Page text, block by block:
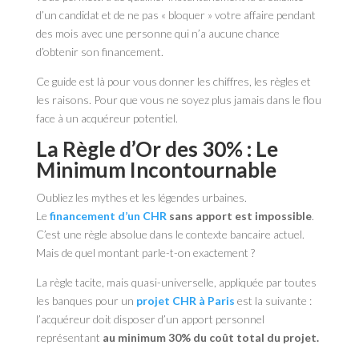
d’un candidat et de ne pas « bloquer » votre affaire pendant
des mois avec une personne qui n’a aucune chance
d’obtenir son financement.
Ce guide est là pour vous donner les chiffres, les règles et
les raisons. Pour que vous ne soyez plus jamais dans le flou
face à un acquéreur potentiel.
La Règle d’Or des 30% : Le
Minimum Incontournable
Oubliez les mythes et les légendes urbaines.
Le financement d’un CHR sans apport est impossible.
C’est une règle absolue dans le contexte bancaire actuel.
Mais de quel montant parle-t-on exactement ?
La règle tacite, mais quasi-universelle, appliquée par toutes
les banques pour un projet CHR à Paris est la suivante :
l’acquéreur doit disposer d’un apport personnel
représentant au minimum 30% du coût total du projet.